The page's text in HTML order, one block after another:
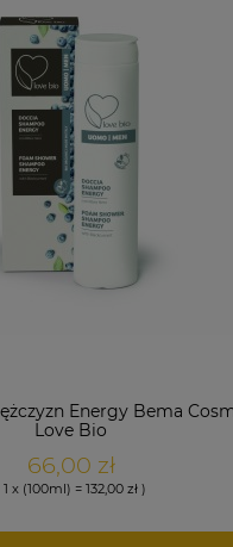
Energy Bema
Love Bio
66,00 zł
1 x (100ml) = 132,00 zł )